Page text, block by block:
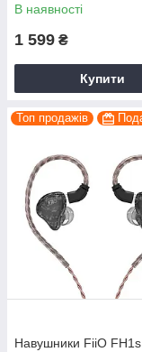
В наявності
1 599 ₴
Купити
Топ продажів
Навушники FiiO